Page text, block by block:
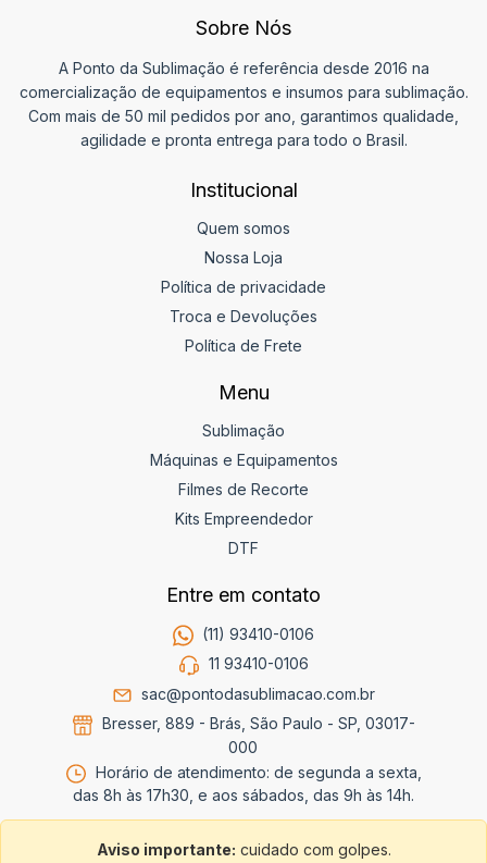
Sobre Nós
A Ponto da Sublimação é referência desde 2016 na
comercialização de equipamentos e insumos para sublimação.
Com mais de 50 mil pedidos por ano, garantimos qualidade,
agilidade e pronta entrega para todo o Brasil.
Institucional
Quem somos
Nossa Loja
Política de privacidade
Troca e Devoluções
Política de Frete
Menu
Sublimação
Máquinas e Equipamentos
Filmes de Recorte
Kits Empreendedor
DTF
Entre em contato
(11) 93410-0106
11 93410-0106
sac@pontodasublimacao.com.br
Bresser, 889 - Brás, São Paulo - SP, 03017-
000
Horário de atendimento: de segunda a sexta,
das 8h às 17h30, e aos sábados, das 9h às 14h.
Aviso importante: cuidado com golpes.